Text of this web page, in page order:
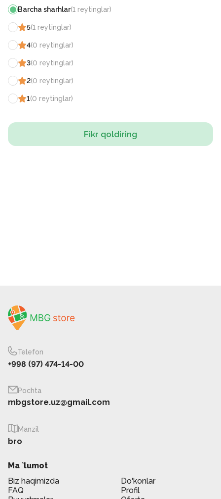
Barcha sharhlar(1 reytinglar)
5(1 reytinglar)
4(0 reytinglar)
3(0 reytinglar)
2(0 reytinglar)
1(0 reytinglar)
Fikr qoldiring
Telefon
+998 (97) 474-14-00
Pochta
mbgstore.uz@gmail.com
Manzil
bro
Ma `lumot
Biz haqimizda
Do'konlar
FAQ
Profil